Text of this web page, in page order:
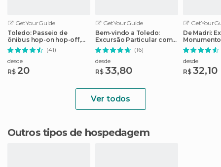
GetYourGuide
Toledo: Passeio de
ônibus hop-on hop-off,
passeio a pé e Alcazar
(41)
desde
R$ 20
GetYourGuide
Bem-vindo a Toledo:
Excursão Particular com
Guia Local
(16)
desde
R$ 33,80
De Madri:
Dia
desde
R$ 32,10
Ver todos
Outros tipos de hospedagem